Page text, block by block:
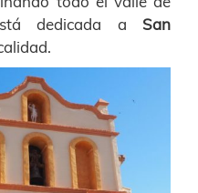
dedicada a San